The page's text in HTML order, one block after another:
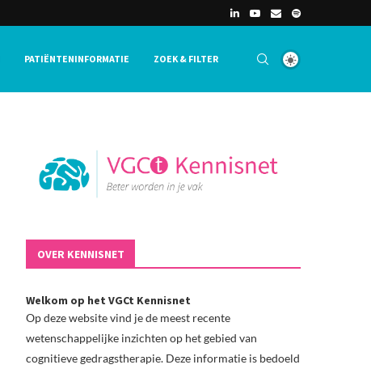
PATIËNTENINFORMATIE ZOEK & FILTER
OVER KENNISNET
Welkom op het VGCt Kennisnet
Op deze website vind je de meest recente
wetenschappelijke inzichten op het gebied van
cognitieve gedragstherapie. Deze informatie is bedoeld